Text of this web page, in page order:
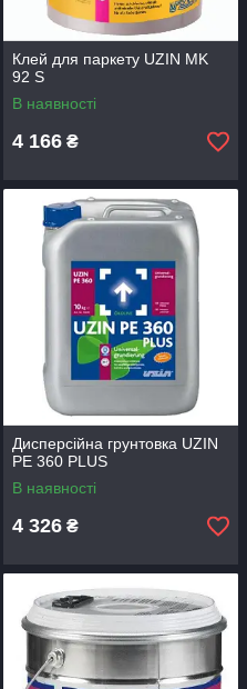
Клей для паркету UZIN MK
92 S
В наявності
4 166 ₴
Дисперсійна грунтовка UZIN
PE 360 PLUS
В наявності
4 326 ₴